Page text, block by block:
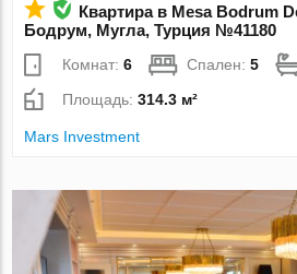
Квартира в Mesa Bodrum
Бодрум, Мугла, Турция №41180
Комнат:6 Спален:5
Площадь:314.3 м²
Mars Investment